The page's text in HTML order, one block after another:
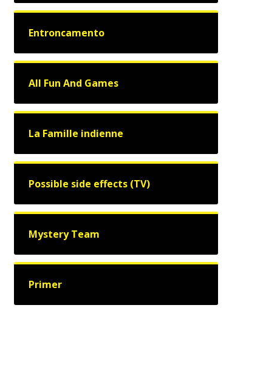
Entroncamento
All Fun And Games
La Famille indienne
Possible side effects (TV)
Mystery Team
Primer